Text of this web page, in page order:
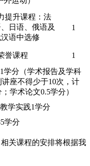
提升课程：法
日语、俄语及
语中选修
1
誉课程 1
学分（学术报告及学科
座不得少于10次，计
学术论文0.5学分）
教学实践1学分
学分
关课程的安排将根据我